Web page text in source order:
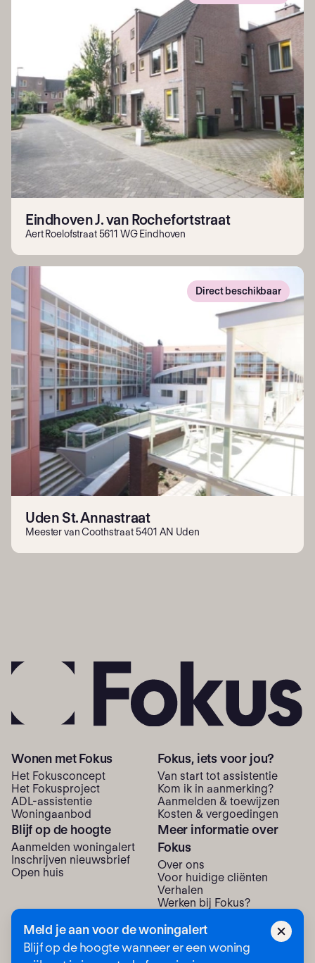
Eindhoven J. van Rochefortstraat
Aert Roelofstraat 5611 WG Eindhoven
Direct beschikbaar
Uden St. Annastraat
Meester van Coothstraat 5401 AN Uden
Wonen met Fokus
Het Fokusconcept
Het Fokusproject
ADL-assistentie
Woning­aanbod
Fokus, iets voor jou?
Van start tot assistentie
Kom ik in aanmerking?
Aanmelden & toewijzen
Kosten & vergoedingen
Blijf op de hoogte
Aanmelden woningalert
Inschrijven nieuwsbrief
Open huis
Meer informatie over
Fokus
Over ons
Voor huidige cliënten
Verhalen
Werken bij Fokus?
Neem contact met ons op
Meld je aan voor de woningalert
Blijf op de hoogte wanneer er een woning